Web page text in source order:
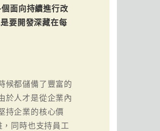
面向持續進行改
要開發深藏在每
候都儲備了豐富的
於人才是從企業內
持企業的核心價
同時也支持員工